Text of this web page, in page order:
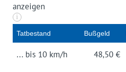
anzeigen
i
Tat­be­stand Buß­geld
... bis 10 km/h 48,50 €